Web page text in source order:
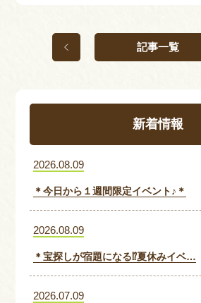
記事一覧
新着情報
2026.08.09
＊今日から１週間限定イベント♪＊
2026.08.09
＊宝探しが宿題になる⁉夏休みイベ…
2026.07.09